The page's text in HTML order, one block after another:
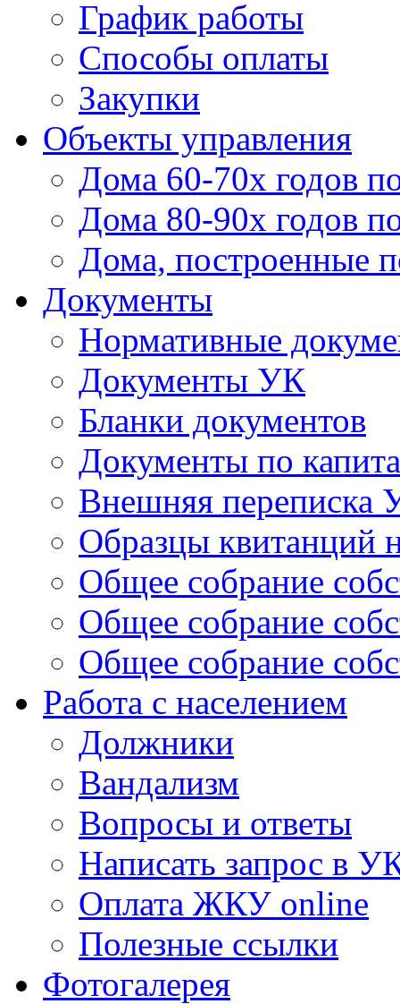
График работы
Способы оплаты
Закупки
Объекты управления
Дома 60-70х годов
Дома 80-90х годов
Дома, построенные
Документы
Нормативные
Документы УК
Бланки документов
Документы по
Внешняя переписка
Образцы квитанций
Общее собрание
Общее собрание
Общее собрание
Работа с населением
Должники
Вандализм
Вопросы и ответы
Написать запрос в
Оплата ЖКУ online
Полезные ссылки
Фотогалерея